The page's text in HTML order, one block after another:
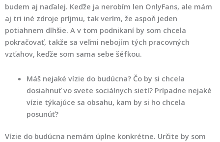
budem aj naďalej. Keďže ja nerobím len OnlyFans, ale mám
aj tri iné zdroje príjmu, tak verím, že aspoň jeden
potiahnem dlhšie. A v tom podnikaní by som chcela
pokračovať, takže sa veľmi nebojím tých pracovných
vzťahov, keďže som sama sebe šéfkou.
Máš nejaké vízie do budúcna? Čo by si chcela
dosiahnuť vo svete sociálnych sietí? Prípadne nejaké
vízie týkajúce sa obsahu, kam by si ho chcela
posunúť?
Vízie do budúcna nemám úplne konkrétne. Určite by som